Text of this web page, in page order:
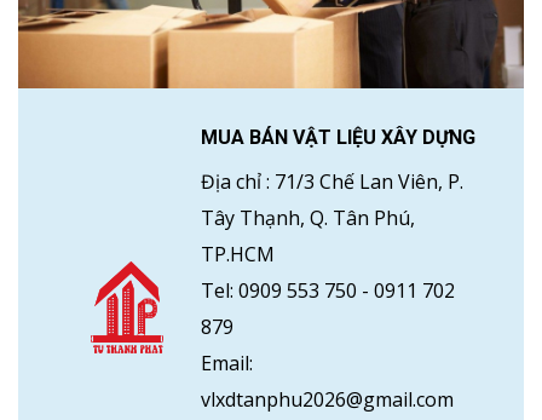
MUA BÁN VẬT LIỆU XÂY DỰNG
Địa chỉ : 71/3 Chế Lan Viên, P.
Tây Thạnh, Q. Tân Phú,
TP.HCM
Tel: 0909 553 750 - 0911 702
879
Email:
vlxdtanphu2026@gmail.com